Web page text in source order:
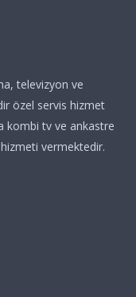
televizyon ve
özel servis hizmet
kombi tv ve ankastre
vermektedir.